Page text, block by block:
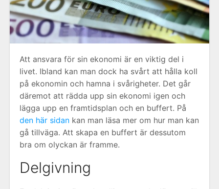
Att ansvara för sin ekonomi är en viktig del i
livet. Ibland kan man dock ha svårt att hålla koll
på ekonomin och hamna i svårigheter. Det går
däremot att rädda upp sin ekonomi igen och
lägga upp en framtidsplan och en buffert. På
den här sidan kan man läsa mer om hur man kan
gå tillväga. Att skapa en buffert är dessutom
bra om olyckan är framme.
Delgivning